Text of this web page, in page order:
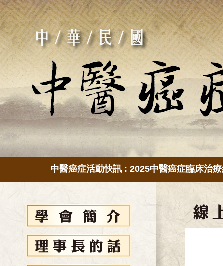
醫癌症活動快訊 : 2025中醫癌症臨床治療經驗傳承[視